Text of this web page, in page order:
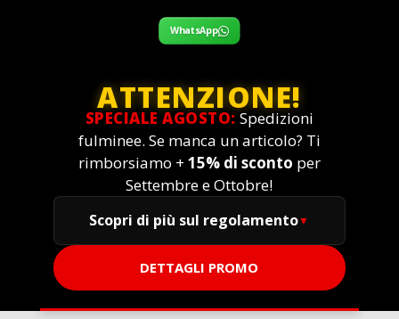
WhatsApp
ATTENZIONE!
SPECIALE AGOSTO: Spedizioni
fulminee. Se manca un articolo? Ti
rimborsiamo + 15% di sconto per
Settembre e Ottobre!
Scopri di più sul regolamento
DETTAGLI PROMO